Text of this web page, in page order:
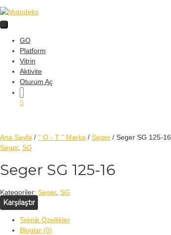
GO
Platform
Vitrin
Aktivite
Oturum Aç
Ana Sayfa / '' O - T '' Marka / Seger / Seger SG 125-16
Seger, SG
Seger SG 125-16
Kategoriler: Seger, SG
Karşılaştır
Teknik Özellikler
Bloglar (0)